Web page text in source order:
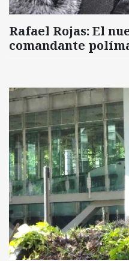
Rafael Rojas: El
comandante